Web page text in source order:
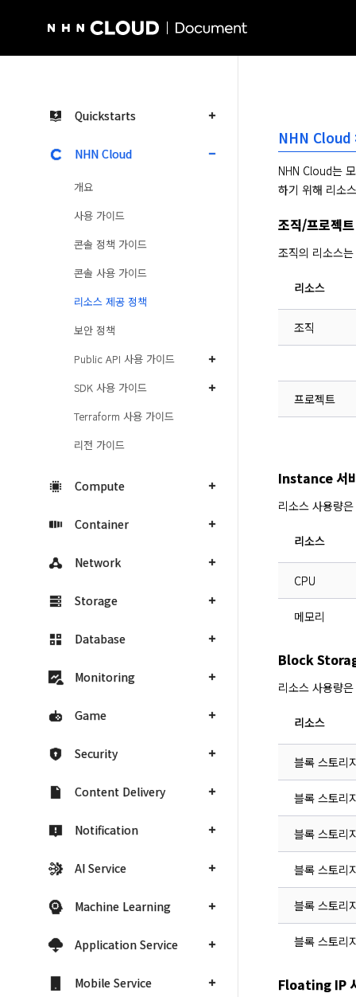
Quickstarts
NHN Cloud
개요
사용 가이드
콘솔 정책 가이드
콘솔 사용 가이드
리소스 제공 정책
보안 정책
Public API 사용 가이드
SDK 사용 가이드
Terraform 사용 가이드
리전 가이드
Compute
Container
Network
Storage
Database
Monitoring
Game
Security
Content Delivery
Notification
AI Service
Machine Learning
Application Service
Mobile Service
NHN Cloud
NHN Cloud는
하기 위해 리소
조직/프로젝
조직의 리소스
리소스
조직
프로젝트
Instance 서
리소스 사용량
리소스
CPU
메모리
Block
리소스 사용량
리소스
블록 스토리
블록 스토리
블록 스토리
블록 스토리
블록 스토리
블록 스토리
Floating IP